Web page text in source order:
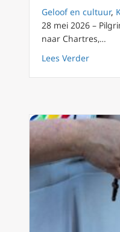
Geloof en cultuur,
28 mei 2026 –
naar Chartres,…
Lees Verderabout